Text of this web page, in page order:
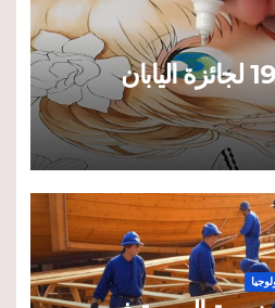
انطلاق الدورة الـ19 لجائزة اليابان